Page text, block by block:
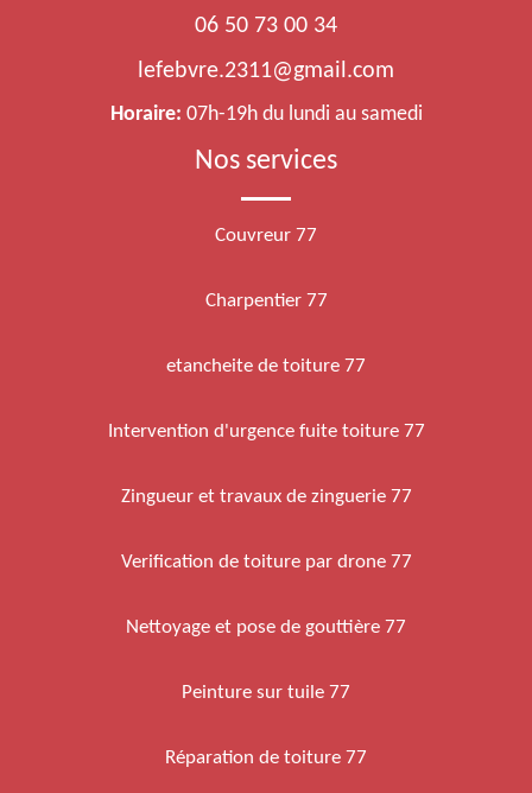
06 50 73 00 34
lefebvre.2311@gmail.com
Horaire: 07h-19h du lundi au samedi
Nos services
Couvreur 77
Charpentier 77
etancheite de toiture 77
Intervention d'urgence fuite toiture 77
Zingueur et travaux de zinguerie 77
Verification de toiture par drone 77
Nettoyage et pose de gouttière 77
Peinture sur tuile 77
Réparation de toiture 77